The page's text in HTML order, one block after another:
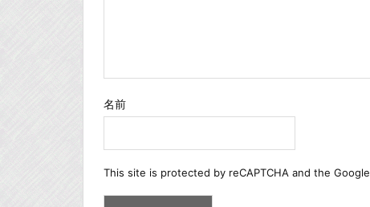
名前
This site is protected by reCAPTCHA and the Google